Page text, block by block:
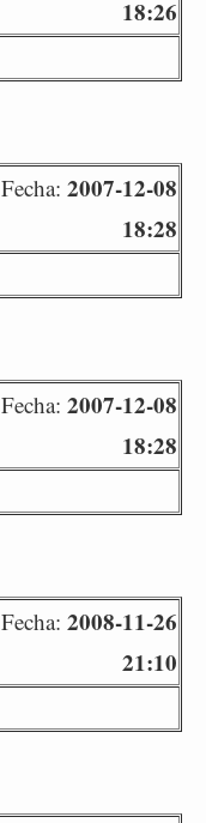
18:26
Fecha: 2007-12-08
18:28
Fecha: 2007-12-08
18:28
Fecha: 2008-11-26
21:10